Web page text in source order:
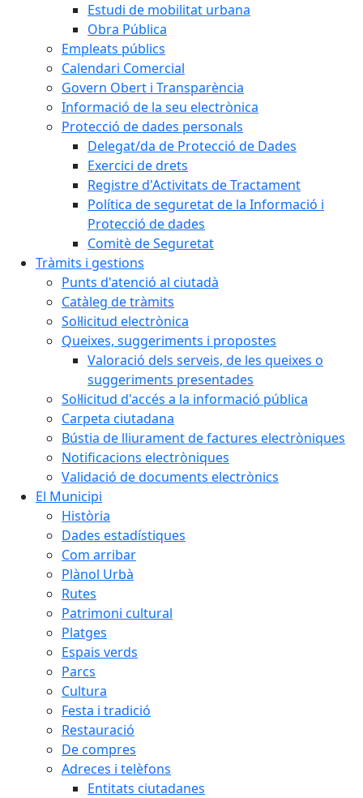
Estudi de mobilitat urbana
Obra Pública
Empleats públics
Calendari Comercial
Govern Obert i Transparència
Informació de la seu electrònica
Protecció de dades personals
Delegat/da de Protecció de Dades
Exercici de drets
Registre d'Activitats de Tractament
Política de seguretat de la Informació i
Protecció de dades
Comitè de Seguretat
Tràmits i gestions
Punts d'atenció al ciutadà
Catàleg de tràmits
Sol·licitud electrònica
Queixes, suggeriments i propostes
Valoració dels serveis, de les queixes o
suggeriments presentades
Sol·licitud d'accés a la informació pública
Carpeta ciutadana
Bústia de lliurament de factures electròniques
Notificacions electròniques
Validació de documents electrònics
El Municipi
Història
Dades estadístiques
Com arribar
Plànol Urbà
Rutes
Patrimoni cultural
Platges
Espais verds
Parcs
Cultura
Festa i tradició
Restauració
De compres
Adreces i telèfons
Entitats ciutadanes